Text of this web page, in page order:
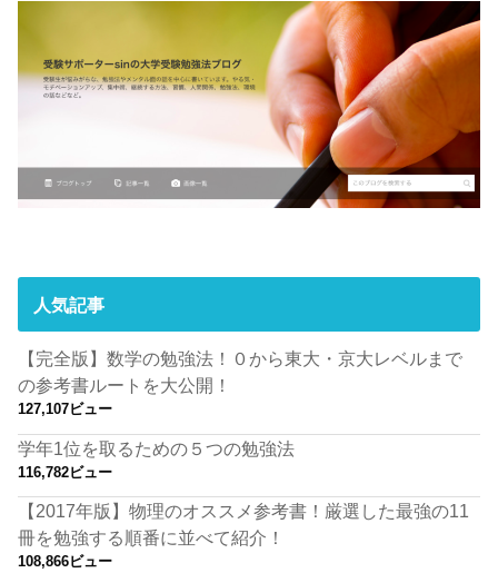
人気記事
【完全版】数学の勉強法！０から東大・京大レベルまで
の参考書ルートを大公開！
127,107ビュー
学年1位を取るための５つの勉強法
116,782ビュー
【2017年版】物理のオススメ参考書！厳選した最強の11
冊を勉強する順番に並べて紹介！
108,866ビュー